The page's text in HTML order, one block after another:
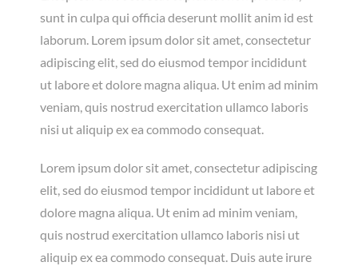
sunt in culpa qui officia deserunt mollit anim id est
laborum. Lorem ipsum dolor sit amet, consectetur
adipiscing elit, sed do eiusmod tempor incididunt
ut labore et dolore magna aliqua. Ut enim ad minim
veniam, quis nostrud exercitation ullamco laboris
nisi ut aliquip ex ea commodo consequat.
Lorem ipsum dolor sit amet, consectetur adipiscing
elit, sed do eiusmod tempor incididunt ut labore et
dolore magna aliqua. Ut enim ad minim veniam,
quis nostrud exercitation ullamco laboris nisi ut
aliquip ex ea commodo consequat. Duis aute irure